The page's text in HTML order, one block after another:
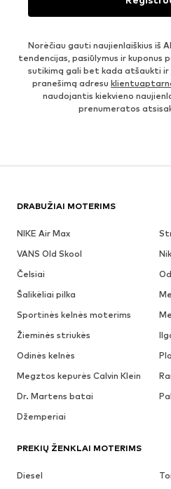
Norėčiau gauti naujienlaiškius iš
tendencijas, pasiūlymus ir kuponus
sutikimą gali bet kada atšaukti
pranešimą adresu
naudojantis kiekvieno
prenumeratos
DRABUŽIAI MOTERIMS
NIKE Air Max
VANS Old Skool
Čelsiai
Šalikėliai pilka
Sportinės kelnės moterims
Žieminės striukės
Odinės kelnės
Megztos kepurės Calvin Klein
Dr. Martens batai
Džemperiai
PREKIŲ ŽENKLAI MOTERIMS
Diesel